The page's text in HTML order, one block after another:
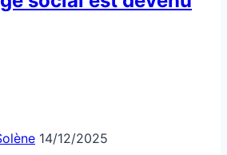
14/12/2025